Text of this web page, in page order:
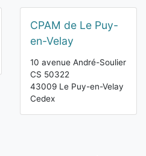
CPAM de Le Puy-
en-Velay
10 avenue André-Soulier
CS 50322
43009 Le Puy-en-Velay
Cedex